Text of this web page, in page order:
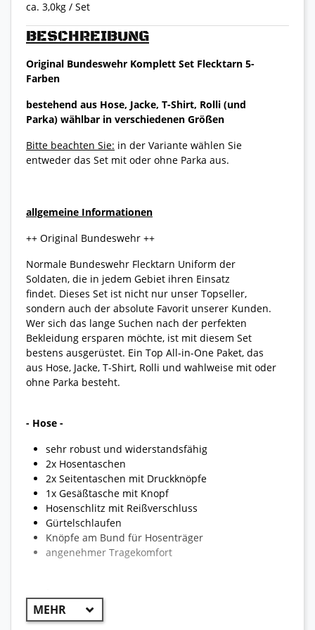
BESCHREIBUNG
Original Bundeswehr Komplett Set Flecktarn 5-
Farben
bestehend aus Hose, Jacke, T-Shirt, Rolli (und
Parka) wählbar in verschiedenen Größen
Bitte beachten Sie: in der Variante wählen Sie
entweder das Set mit oder ohne Parka aus.
allgemeine Informationen
++ Original Bundeswehr ++
Normale Bundeswehr Flecktarn Uniform der
Soldaten, die in jedem Gebiet ihren Einsatz
findet. Dieses Set ist nicht nur unser Topseller,
sondern auch der absolute Favorit unserer Kunden.
Wer sich das lange Suchen nach der perfekten
Bekleidung ersparen möchte, ist mit diesem Set
bestens ausgerüstet. Ein Top All-in-One Paket, das
aus Hose, Jacke, T-Shirt, Rolli und wahlweise mit oder
ohne Parka besteht.
- Hose -
sehr robust und widerstandsfähig
2x Hosentaschen
2x Seitentaschen mit Druckknöpfe
1x Gesäßtasche mit Knopf
Hosenschlitz mit Reißverschluss
Gürtelschlaufen
Knöpfe am Bund für Hosenträger
angenehmer Tragekomfort
2x Brusttaschen
ca. 3,0kg / Set